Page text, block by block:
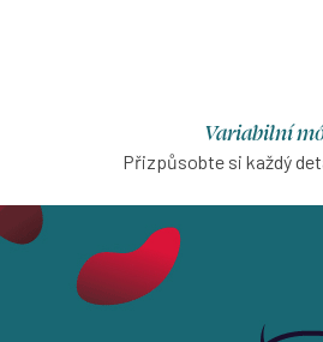
Variabilní
Přizpůsobte si každý